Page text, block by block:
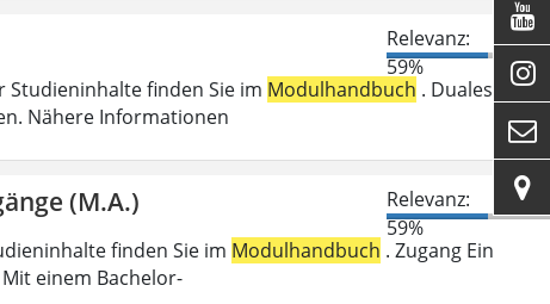
Relevanz:
59%
finden Sie im Modulhandbuch . Duales
Nähere Informationen
(M.A.)
Relevanz:
59%
finden Sie im Modulhandbuch . Zugang Ein
einem Bachelor-



